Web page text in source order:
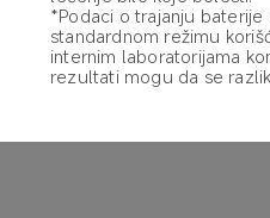
*Podaci o trajanju baterije
standardnom režimu
internim laboratorijama
rezultati mogu da se